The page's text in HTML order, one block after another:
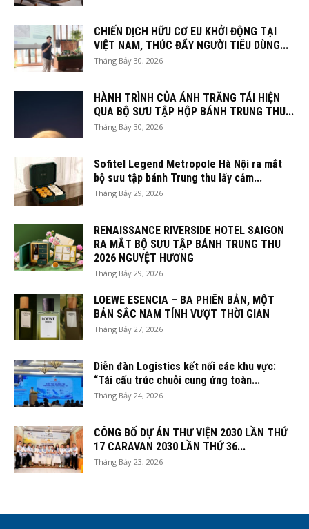
CHIẾN DỊCH HỮU CƠ EU KHỞI ĐỘNG TẠI
VIỆT NAM, THÚC ĐẨY NGƯỜI TIÊU DÙNG...
Tháng Bảy 30, 2026
HÀNH TRÌNH CỦA ÁNH TRĂNG TÁI HIỆN
QUA BỘ SƯU TẬP HỘP BÁNH TRUNG THU...
Tháng Bảy 30, 2026
Sofitel Legend Metropole Hà Nội ra mắt
bộ sưu tập bánh Trung thu lấy cảm...
Tháng Bảy 29, 2026
RENAISSANCE RIVERSIDE HOTEL SAIGON
RA MẮT BỘ SƯU TẬP BÁNH TRUNG THU
2026 NGUYỆT HƯƠNG
Tháng Bảy 29, 2026
LOEWE ESENCIA – BA PHIÊN BẢN, MỘT
BẢN SẮC NAM TÍNH VƯỢT THỜI GIAN
Tháng Bảy 27, 2026
Diễn đàn Logistics kết nối các khu vực:
“Tái cấu trúc chuỗi cung ứng toàn...
Tháng Bảy 24, 2026
CÔNG BỐ DỰ ÁN THƯ VIỆN 2030 LẦN THỨ
17 CARAVAN 2030 LẦN THỨ 36...
Tháng Bảy 23, 2026